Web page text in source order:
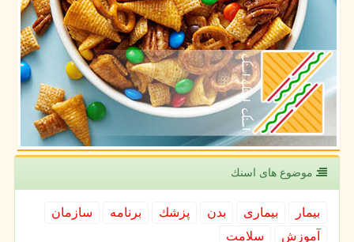
موضوع های اسنك
بیمار بیماری بدن پزشك برنامه
سازمان
آموزش
سلامت